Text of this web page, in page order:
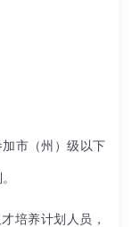
市（州）级以下
培养计划人员，